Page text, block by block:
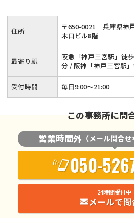
住所 〒650-0021
兵庫県神
木口ビル8階
最寄り駅
阪急「神戸三宮駅」徒
分 / 阪神「神戸三宮駅
受付時間 毎日9:00〜21:00
この事務所に問
営業時間外 （メール問合
050-
24時間受付中
メールで